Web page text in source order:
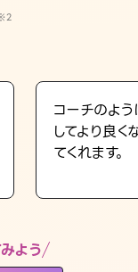
コーチのよ
してより良
てくれます。
よう